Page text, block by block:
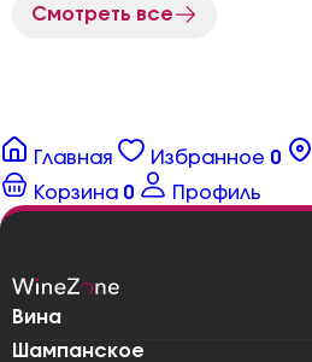
Смотреть все
Главная Избранное 0
Корзина 0 Профиль
Вина
Шампанское